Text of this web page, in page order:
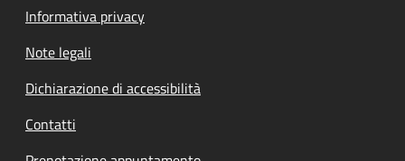
Informativa privacy
Note legali
Dichiarazione di accessibilità
Contatti